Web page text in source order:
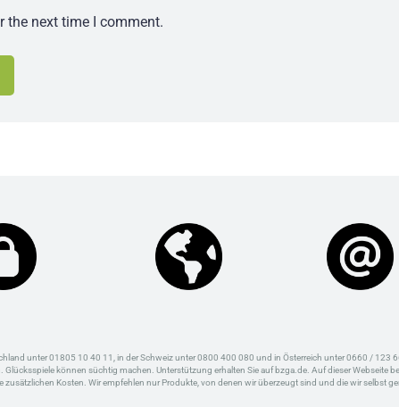
the next time I comment.
unter 01805 10 40 11, in der Schweiz unter 0800 400 080 und in Österreich unter 0660 / 123
können süchtig machen. Unterstützung erhalten Sie auf bzga.de. Auf dieser Webseite
Kosten. Wir empfehlen nur Produkte, von denen wir überzeugt sind und die wir selbst